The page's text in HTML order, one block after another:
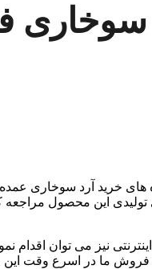
سوخاری
های خرید آرد سوخاری
تولیدی این محصول
نیز می توان اقدام
ما در اسرع وقت این